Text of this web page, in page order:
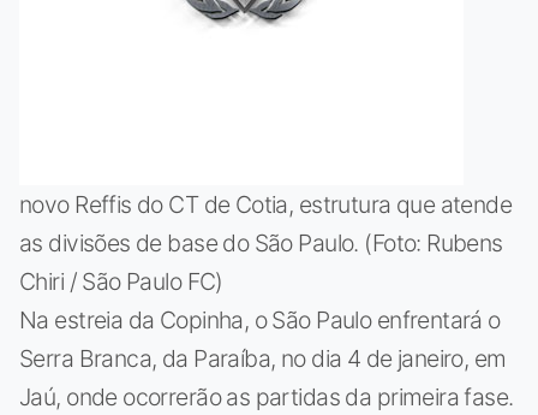
novo Reffis do CT de Cotia, estrutura que atende
as divisões de base do São Paulo. (Foto: Rubens
Chiri / São Paulo FC)
Na estreia da Copinha, o São Paulo enfrentará o
Serra Branca, da Paraíba, no dia 4 de janeiro, em
Jaú, onde ocorrerão as partidas da primeira fase.